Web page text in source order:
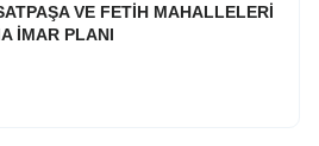
VE FETİH MAHALLELERİ
İMAR PLANI